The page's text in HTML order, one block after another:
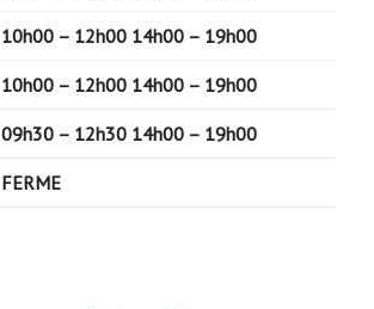
10h00 – 12h00 14h00 – 19h00
10h00 – 12h00 14h00 – 19h00
09h30 – 12h30 14h00 – 19h00
FERME